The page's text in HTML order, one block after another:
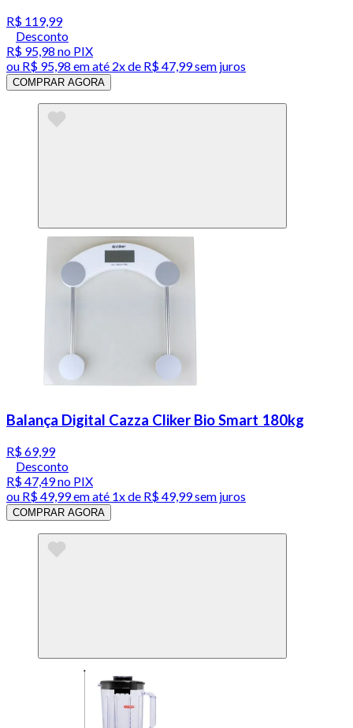
R$ 119,99
Desconto
R$ 95,98 no PIX
ou R$ 95,98 em até 2x de R$ 47,99 sem juros
COMPRAR AGORA
Balança Digital Cazza Cliker Bio Smart 180kg
R$ 69,99
Desconto
R$ 47,49no PIX
ou R$ 49,99em até 1x de R$ 49,99sem juros
COMPRAR AGORA